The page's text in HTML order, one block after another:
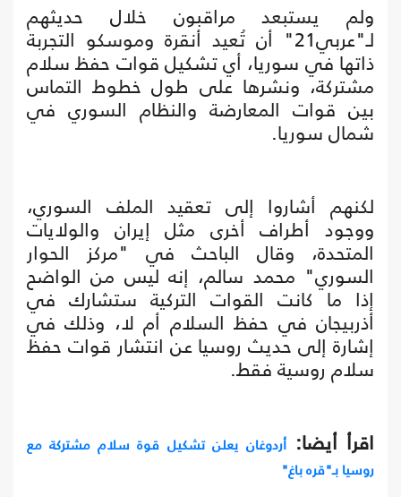
ولم يستبعد مراقبون خلال حديثهم
لـ"عربي21" أن تُعيد أنقرة وموسكو التجربة
ذاتها في سوريا، أي تشكيل قوات حفظ سلام
مشتركة، ونشرها على طول خطوط التماس
بين قوات المعارضة والنظام السوري في
شمال سوريا.
لكنهم أشاروا إلى تعقيد الملف السوري،
ووجود أطراف أخرى مثل إيران والولايات
المتحدة، وقال الباحث في "مركز الحوار
السوري" محمد سالم، إنه ليس من الواضح
إذا ما كانت القوات التركية ستشارك في
أذربيجان في حفظ السلام أم لا، وذلك في
إشارة إلى حديث روسيا عن انتشار قوات حفظ
سلام روسية فقط.
اقرأ أيضا:أردوغان يعلن تشكيل قوة سلام مشتركة مع
روسيا بـ"قره باغ"